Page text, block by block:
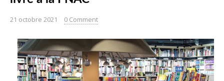
21 octobre 2021 0 Comment